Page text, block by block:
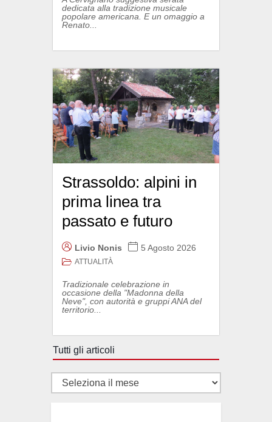
dedicata alla tradizione musicale
popolare americana. E un omaggio a
Renato...
Strassoldo: alpini in
prima linea tra
passato e futuro
Livio Nonis 5 Agosto 2026
ATTUALITÀ
Tradizionale celebrazione in
occasione della "Madonna della
Neve", con autorità e gruppi ANA del
territorio...
Tutti gli articoli
Tutti